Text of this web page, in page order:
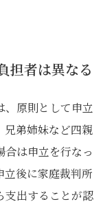
担者は異なる
、原則として申立
兄弟姉妹など四親
は申立を行なっ
立後に家庭裁判所
支出することが認